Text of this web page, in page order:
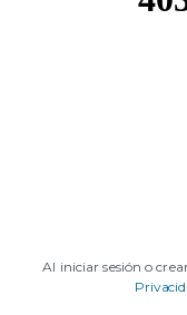
menos sin
Al iniciar sesión o